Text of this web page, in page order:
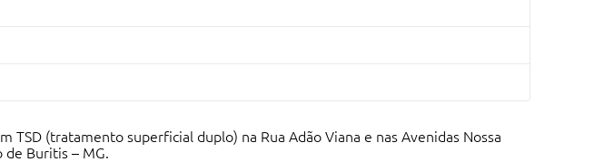
(tratamento superficial duplo) na Rua Adão Viana e nas Avenidas Nossa
de Buritis – MG.